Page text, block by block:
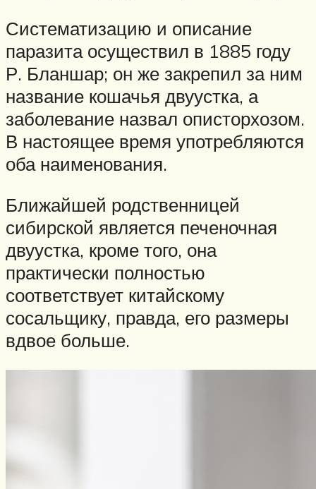
Систематизацию и описание
паразита осуществил в 1885 году
Р. Бланшар; он же закрепил за ним
название кошачья двуустка, а
заболевание назвал описторхозом.
В настоящее время употребляются
оба наименования.
Ближайшей родственницей
сибирской является печеночная
двуустка, кроме того, она
практически полностью
соответствует китайскому
сосальщику, правда, его размеры
вдвое больше.